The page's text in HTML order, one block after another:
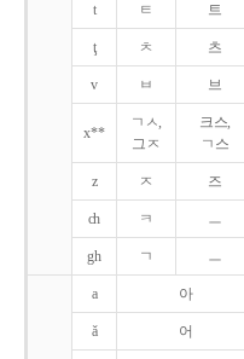
t ㅌ 트
ţ ㅊ 츠
v ㅂ 브
x**
ㄱㅅ,
그ㅈ
크스,
ㄱ스
z ㅈ 즈
ch ㅋ ㅡ
gh ㄱ ㅡ
a 아
ǎ 어